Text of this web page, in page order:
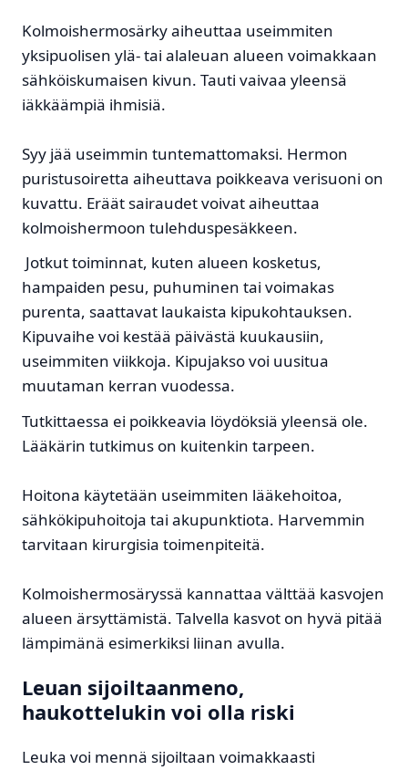
Kolmoishermosärky aiheuttaa useimmiten
yksipuolisen ylä- tai alaleuan alueen voimakkaan
sähköiskumaisen kivun. Tauti vaivaa yleensä
iäkkäämpiä ihmisiä.
Syy jää useimmin tuntemattomaksi. Hermon
puristusoiretta aiheuttava poikkeava verisuoni on
kuvattu. Eräät sairaudet voivat aiheuttaa
kolmoishermoon tulehduspesäkkeen.
Jotkut toiminnat, kuten alueen kosketus,
hampaiden pesu, puhuminen tai voimakas
purenta, saattavat laukaista kipukohtauksen.
Kipuvaihe voi kestää päivästä kuukausiin,
useimmiten viikkoja. Kipujakso voi uusitua
muutaman kerran vuodessa.
Tutkittaessa ei poikkeavia löydöksiä yleensä ole.
Lääkärin tutkimus on kuitenkin tarpeen.
Hoitona käytetään useimmiten lääkehoitoa,
sähkökipuhoitoja tai akupunktiota. Harvemmin
tarvitaan kirurgisia toimenpiteitä.
Kolmoishermosäryssä kannattaa välttää kasvojen
alueen ärsyttämistä. Talvella kasvot on hyvä pitää
lämpimänä esimerkiksi liinan avulla.
Leuan sijoiltaanmeno,
haukottelukin voi olla riski
Leuka voi mennä sijoiltaan voimakkaasti